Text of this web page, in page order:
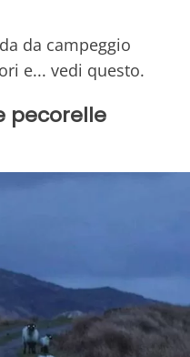
da campeggio
e... vedi questo.
pecorelle